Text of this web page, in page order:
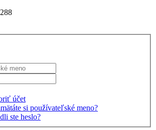
účet
si používateľské meno?
ste heslo?